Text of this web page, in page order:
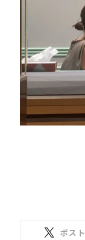
ポスト